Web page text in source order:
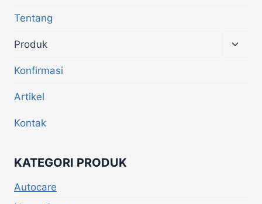
Tentang
Produk
Konfirmasi
Artikel
Kontak
KATEGORI PRODUK
Autocare